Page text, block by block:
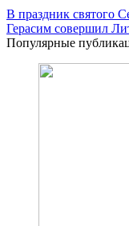
В праздник святого
Герасим совершил
Популярные